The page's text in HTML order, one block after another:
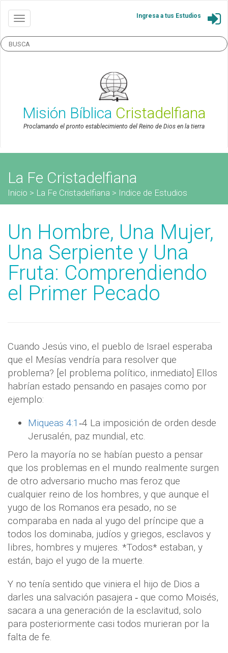
Ingresa a tus Estudios
Misión Bíblica Cristadelfiana
Proclamando el pronto establecimiento del Reino de Dios en la tierra
La Fe Cristadelfiana
Inicio > La Fe Cristadelfiana > Indice de Estudios
Un Hombre, Una Mujer,
Una Serpiente y Una
Fruta: Comprendiendo
el Primer Pecado
Cuando Jesús vino, el pueblo de Israel esperaba
que el Mesías vendría para resolver que
problema? [el problema político, inmediato] Ellos
habrían estado pensando en pasajes como por
ejemplo:
Miqueas 4:1 ‐4 La imposición de orden desde
Jerusalén, paz mundial, etc.
Pero la mayoría no se habían puesto a pensar
que los problemas en el mundo realmente surgen
de otro adversario mucho mas feroz que
cualquier reino de los hombres, y que aunque el
yugo de los Romanos era pesado, no se
comparaba en nada al yugo del príncipe que a
todos los dominaba, judíos y griegos, esclavos y
libres, hombres y mujeres. *Todos* estaban, y
están, bajo el yugo de la muerte.
Y no tenía sentido que viniera el hijo de Dios a
darles una salvación pasajera ‐ que como Moisés,
sacara a una generación de la esclavitud, solo
para posteriormente casi todos murieran por la
falta de fe.